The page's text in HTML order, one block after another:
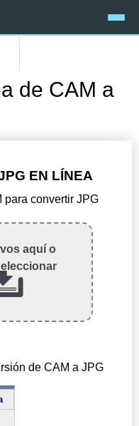
de CAM a
EN LÍNEA
para convertir JPG
aquí o
de CAM a JPG